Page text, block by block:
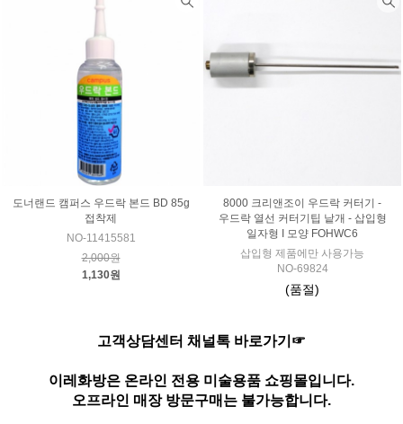
도너랜드 캠퍼스 우드락 본드 BD 85g
접착제
NO-11415581
2,000원
1,130원
8000 크리앤조이 우드락 커터기 -
우드락 열선 커터기팁 낱개 - 삽입형
일자형 I 모양 FOHWC6
삽입형 제품에만 사용가능
NO-69824
(품절)
고객상담센터 채널톡 바로가기☞
이레화방은 온라인 전용 미술용품 쇼핑몰입니다.
오프라인 매장 방문구매는 불가능합니다.